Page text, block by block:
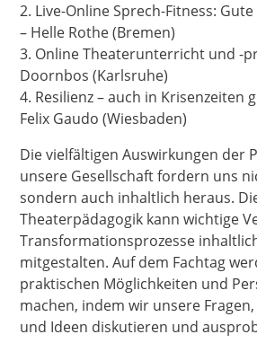
2. Live-Online Sprech-Fitness:
– Helle Rothe (Bremen)
3. Online Theaterunterricht und -
Doornbos (Karlsruhe)
4. Resilienz – auch in Krisenzeiten
Felix Gaudo (Wiesbaden)
Die vielfältigen Auswirkungen der
unsere Gesellschaft fordern uns
sondern auch inhaltlich heraus.
Theaterpädagogik kann wichtige
Transformationsprozesse
mitgestalten. Auf dem Fachtag
praktischen Möglichkeiten und
machen, indem wir unsere
und Ideen diskutieren und